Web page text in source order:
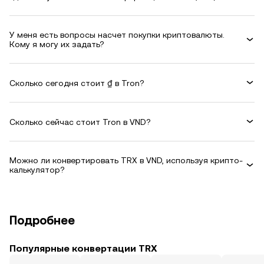
У меня есть вопросы насчет покупки криптовалюты.
Кому я могу их задать?
Сколько сегодня стоит ₫ в Tron?
Сколько сейчас стоит Tron в VND?
Можно ли конвертировать TRX в VND, используя крипто-
калькулятор?
Подробнее
Популярные конвертации TRX